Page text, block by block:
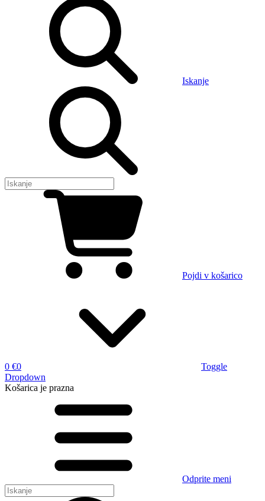
Iskanje
Pojdi v košarico
0 €0
Toggle
Dropdown
Košarica je prazna
Odprite meni